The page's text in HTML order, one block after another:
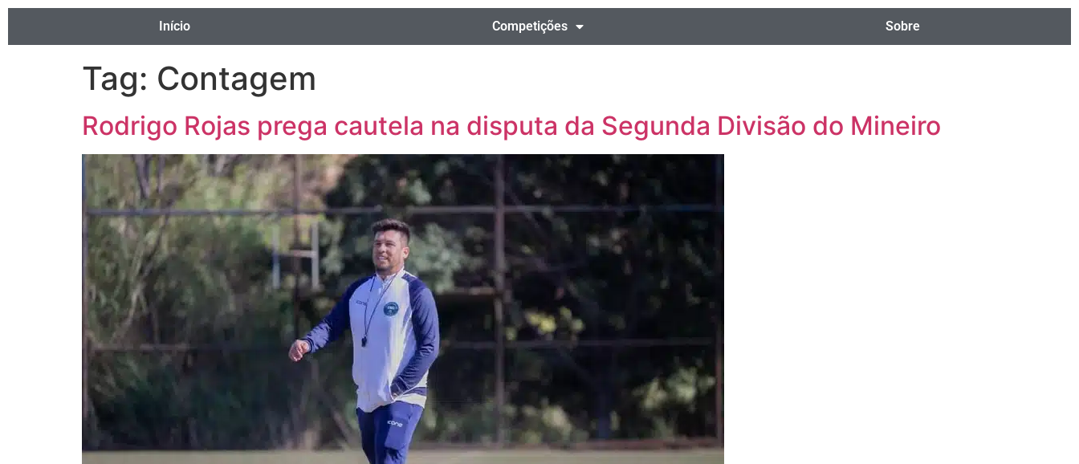
Início Competições Sobre
Tag: Contagem
Rodrigo Rojas prega cautela na disputa da Segunda Divisão do Mineiro